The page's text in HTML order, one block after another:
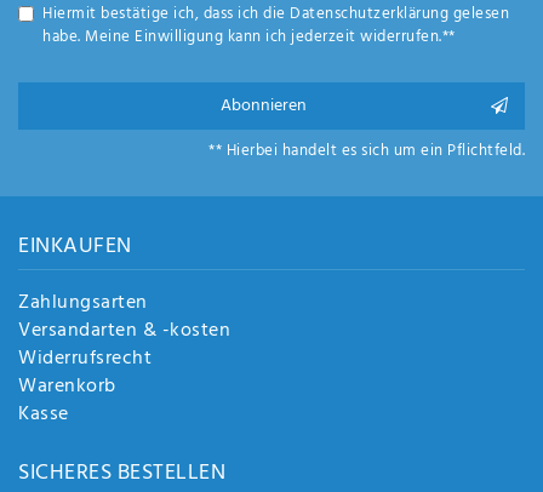
Hiermit bestätige ich, dass ich die Daten­schutz­erklärunggelesen
habe. Meine Einwilligung kann ich jederzeit widerrufen.**
Abonnieren
** Hierbei handelt es sich um ein Pflichtfeld.
EINKAUFEN
Zahlungsarten
Versandarten & -kosten
Widerrufsrecht
Warenkorb
Kasse
SICHERES BESTELLEN